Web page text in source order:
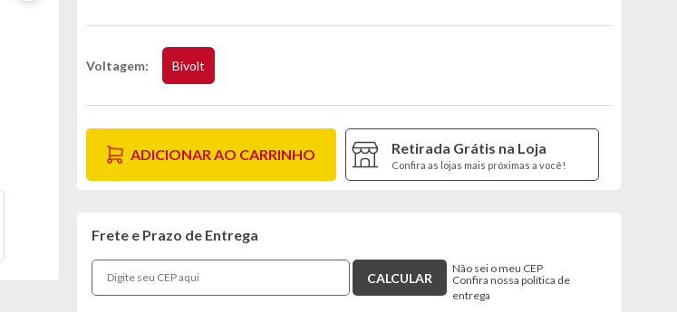
Voltagem Bivolt
ADICIONAR AO CARRINHO Retirada Grátis na Loja
Confira as lojas mais próximas a você!
Frete e Prazo de Entrega
Não sei o meu CEP
Confira nossa política de
entrega